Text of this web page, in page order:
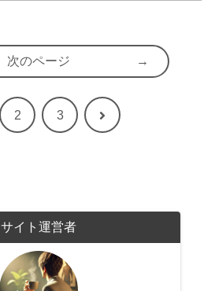
次のページ
2 3 次
サイト運営者